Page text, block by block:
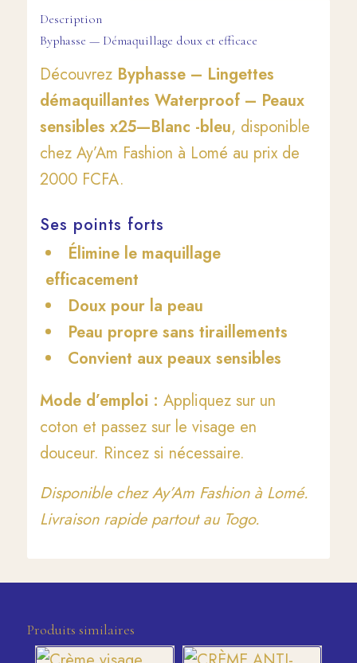
Description
Byphasse — Démaquillage doux et efficace
Découvrez Byphasse – Lingettes
démaquillantes Waterproof – Peaux
sensibles x25—Blanc -bleu, disponible
chez Ay’Am Fashion à Lomé au prix de
2000 FCFA.
Ses points forts
Élimine le maquillage
efficacement
Doux pour la peau
Peau propre sans tiraillements
Convient aux peaux sensibles
Mode d’emploi : Appliquez sur un
coton et passez sur le visage en
douceur. Rincez si nécessaire.
Disponible chez Ay’Am Fashion à Lomé.
Livraison rapide partout au Togo.
Produits similaires